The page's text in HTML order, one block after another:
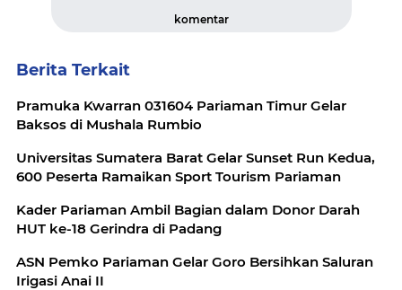
komentar
Berita Terkait
Pramuka Kwarran 031604 Pariaman Timur Gelar
Baksos di Mushala Rumbio
Universitas Sumatera Barat Gelar Sunset Run Kedua,
600 Peserta Ramaikan Sport Tourism Pariaman
Kader Pariaman Ambil Bagian dalam Donor Darah
HUT ke-18 Gerindra di Padang
ASN Pemko Pariaman Gelar Goro Bersihkan Saluran
Irigasi Anai II